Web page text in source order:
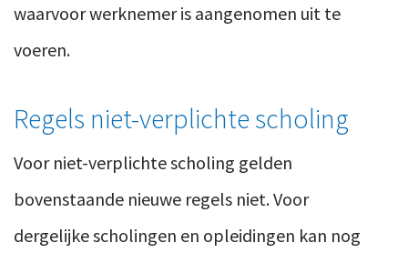
waarvoor werknemer is aangenomen uit te
voeren.
Regels niet-verplichte scholing
Voor niet-verplichte scholing gelden
bovenstaande nieuwe regels niet. Voor
dergelijke scholingen en opleidingen kan nog